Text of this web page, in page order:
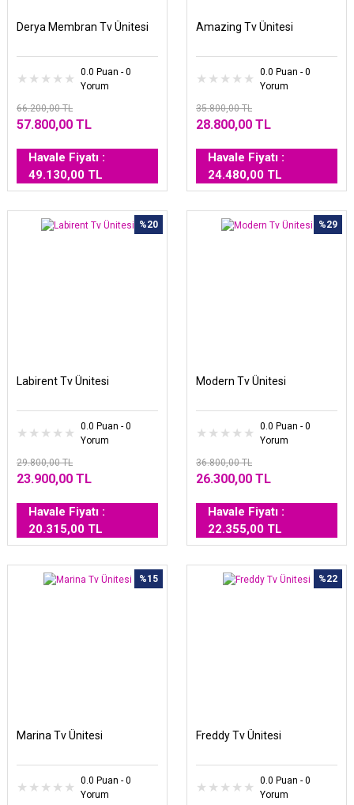
Derya Membran Tv Ünitesi
0.0 Puan - 0
Yorum
66.200,00 TL
57.800,00 TL
Havale Fiyatı :
49.130,00 TL
Amazing Tv Ünitesi
0.0 Puan - 0
Yorum
35.800,00 TL
28.800,00 TL
Havale Fiyatı :
24.480,00 TL
%20
Labirent Tv Ünitesi
0.0 Puan - 0
Yorum
29.800,00 TL
23.900,00 TL
Havale Fiyatı :
20.315,00 TL
%29
Modern Tv Ünitesi
0.0 Puan - 0
Yorum
36.800,00 TL
26.300,00 TL
Havale Fiyatı :
22.355,00 TL
%15
Marina Tv Ünitesi
0.0 Puan - 0
Yorum
%22
Freddy Tv Ünitesi
0.0 Puan - 0
Yorum